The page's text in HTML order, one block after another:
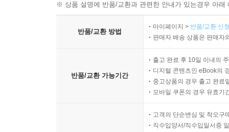
※ 상품 설명에 반품/교환과 관련한 안내가 있는경우 아
반품/교환 방법
마이페이지 > 반품/교환 신
판매자 배송 상품은 판매자
반품/교환 가능기간
출고 완료 후 10일 이내의
디지털 콘텐츠인 eBook의
중고상품의 경우 출고 완료
모바일 쿠폰의 경우 유효기
고객의 단순변심 및 착오구
직수입양서/직수입일서중